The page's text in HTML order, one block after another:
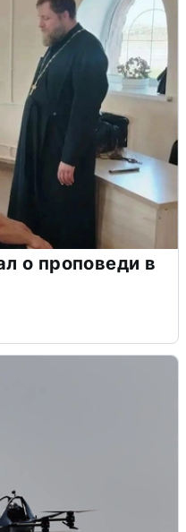
о проповеди в